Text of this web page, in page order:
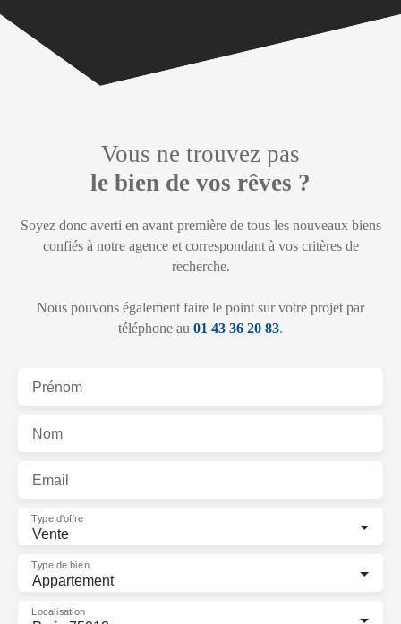
Vous ne trouvez pas
le bien de vos rêves ?
Soyez donc averti en avant-première de tous les nouveaux biens
confiés à notre agence et correspondant à vos critères de
recherche.
Nous pouvons également faire le point sur votre projet par
téléphone au 01 43 36 20 83.
Prénom
Nom
Email
Vente
Type d'offre
Appartement
Type de bien
Localisation